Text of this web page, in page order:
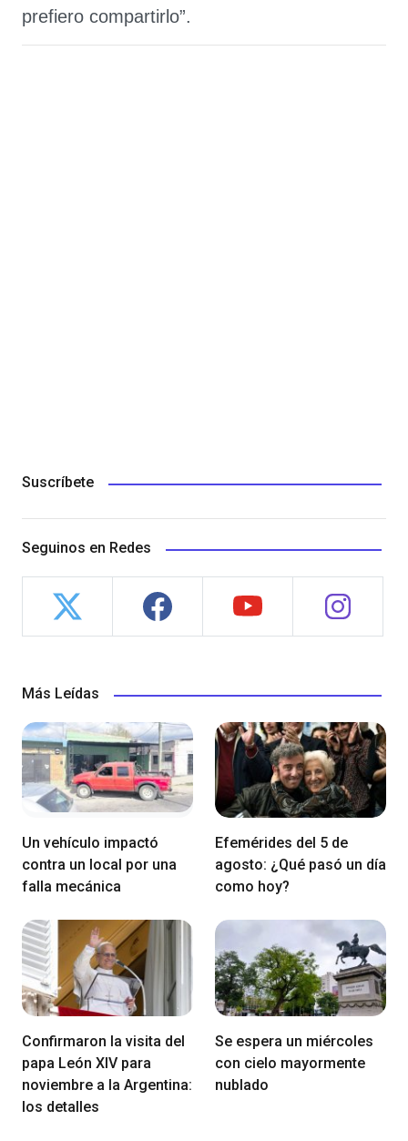
prefiero compartirlo”.
Suscríbete
Seguinos en Redes
Más Leídas
Un vehículo impactó
contra un local por una
falla mecánica
Efemérides del 5 de
agosto: ¿Qué pasó un día
como hoy?
Confirmaron la visita del
papa León XIV para
noviembre a la Argentina:
los detalles
Se espera un miércoles
con cielo mayormente
nublado